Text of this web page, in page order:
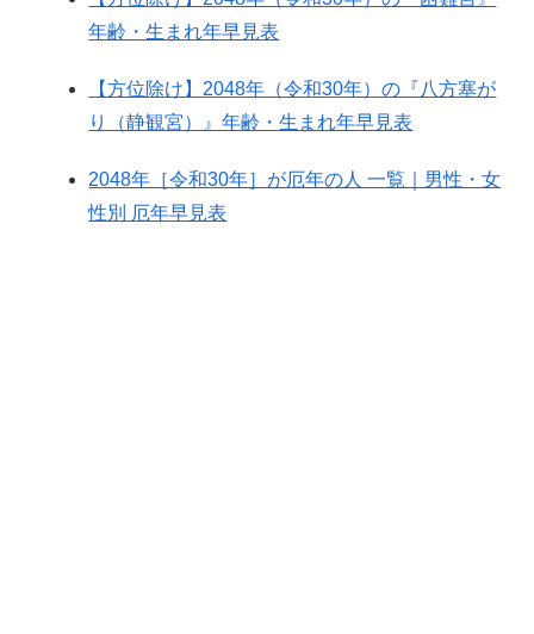
年齢・生まれ年早見表
【方位除け】2048年（令和30年）の『八方塞が
り（静観宮）』年齢・生まれ年早見表
2048年［令和30年］が厄年の人 一覧｜男性・女
性別 厄年早見表